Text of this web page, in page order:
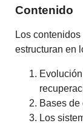
Contenido
Los
estructuran en
Bases de
Los